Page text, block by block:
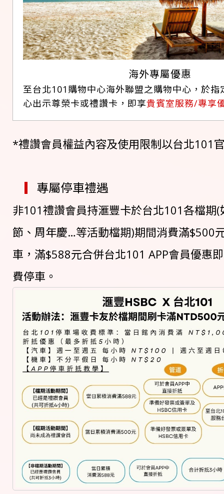
海外專屬優惠
至台北101購物中心海外聯盟之購物中心，於
心出示尊榮卡或禮讚卡，即享貴賓室服務/專享
*禮讚會員權益內容及使用限制以台北101
專屬停車禮遇
非101禮讚會員持滙豐卡於台北101各檔期(
節、周年慶…等活動檔期)期間消費滿$500
車，滿$588元合併台北101 APP會員優惠
費停車。